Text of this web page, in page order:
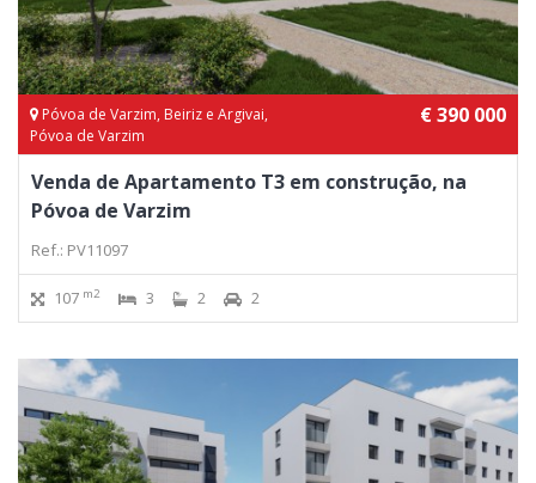
Póvoa de Varzim, Beiriz e Argivai,
Póvoa de Varzim
€ 390 000
Venda de Apartamento T3 em construção, na
Póvoa de Varzim
Ref.: PV11097
107 m2 3 2 2